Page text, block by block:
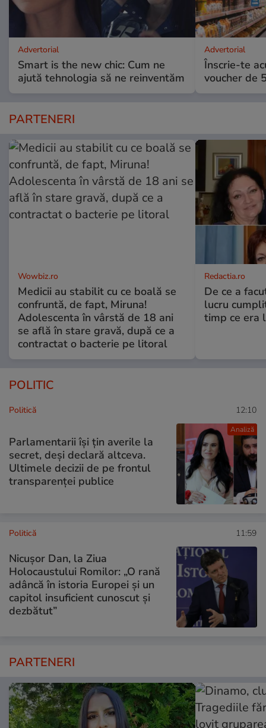
Advertorial
Smart is the new chic: Cum ne
ajută tehnologia să ne reinventăm
Advertorial
Înscrie-te
voucher de
PARTENERI
Wowbiz.ro
Medicii au stabilit cu ce boală se
confruntă, de fapt, Miruna!
Adolescenta în vârstă de 18 ani
se află în stare gravă, după ce a
contractat o bacterie pe litoral
Redactia.ro
De ce a
lucru
timp ce era
POLITIC
Analiză
Politică 12:10
Parlamentarii își țin averile la
secret, deși declară altceva.
Ultimele decizii de pe frontul
transparenței publice
Politică 11:59
Nicuşor Dan, la Ziua
Holocaustului Romilor: „O rană
adâncă în istoria Europei și un
capitol insuficient cunoscut și
dezbătut”
PARTENERI